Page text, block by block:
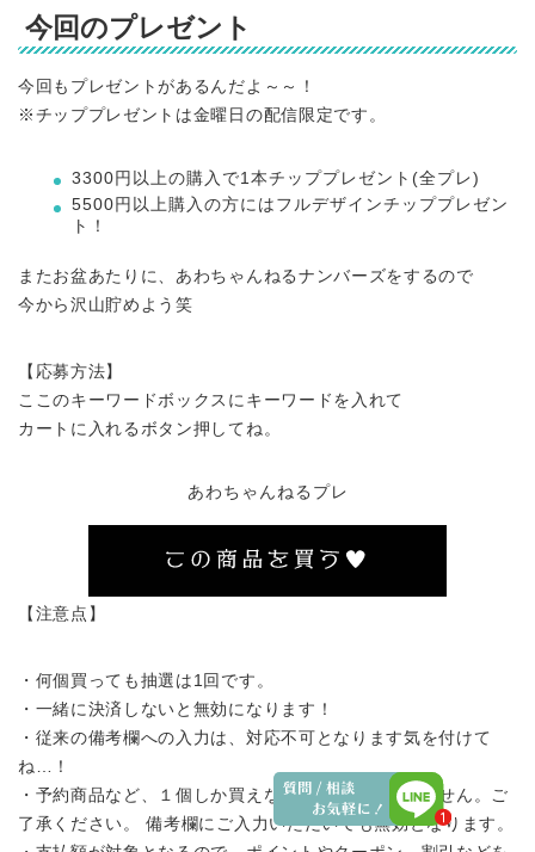
今回のプレゼント
今回もプレゼントがあるんだよ～～！
※チッププレゼントは金曜日の配信限定です。
3300円以上の購入で1本チッププレゼント(全プレ)
5500円以上購入の方にはフルデザインチッププレゼン
ト！
またお盆あたりに、あわちゃんねるナンバーズをするので
今から沢山貯めよう笑
【応募方法】
ここのキーワードボックスにキーワードを入れて
カートに入れるボタン押してね。
あわちゃんねるプレ
【注意点】
・何個買っても抽選は1回です。
・一緒に決済しないと無効になります！
・従来の備考欄への入力は、対応不可となります気を付けて
ね…！
・予約商品など、１個しか買えない商品は応募できません。ご
了承ください。 備考欄にご入力いただいても無効となります。